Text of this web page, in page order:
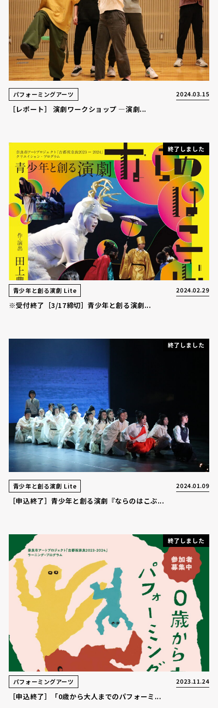
パフォーミングアーツ 2024.03.15
［レポート］ 演劇ワークショップ ―演劇...
終了しました
青少年と創る演劇 Lite 2024.02.29
※受付終了［3/17締切］青少年と創る演劇...
終了しました
青少年と創る演劇 Lite 2024.01.09
［申込終了］青少年と創る演劇『ならのはこぶ...
終了しました
パフォーミングアーツ 2023.11.24
［申込終了］「0歳から大人までのパフォーミ...